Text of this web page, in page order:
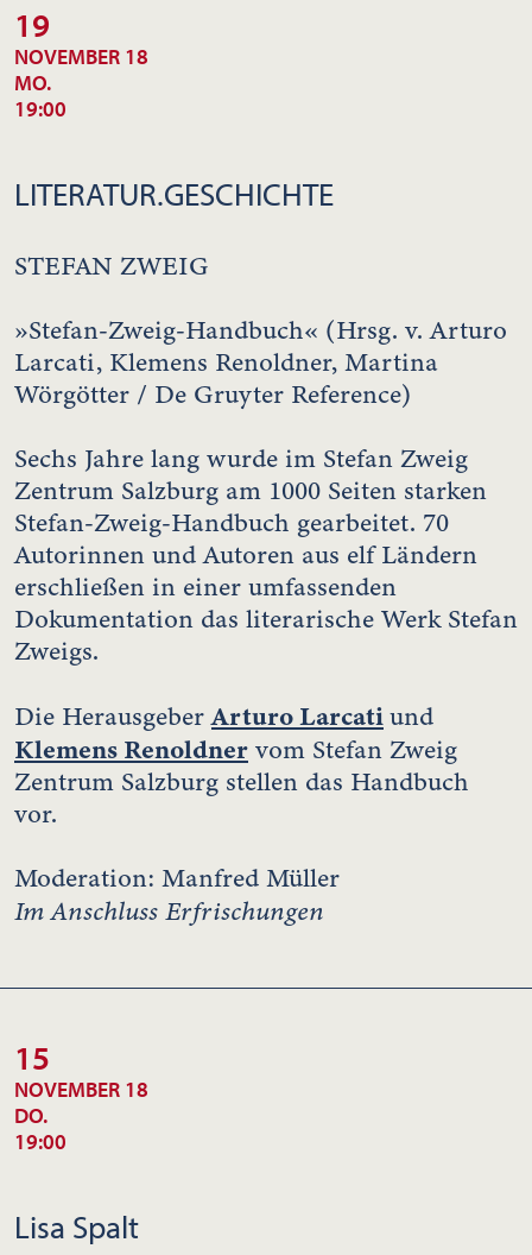
19
NOVEMBER 18
MO.
19:00
LITERATUR.GESCHICHTE
STEFAN ZWEIG
»Stefan-Zweig-Handbuch« (Hrsg. v. Arturo
Larcati, Klemens Renoldner, Martina
Wörgötter / De Gruyter Reference)
Sechs Jahre lang wurde im Stefan Zweig
Zentrum Salzburg am 1000 Seiten starken
Stefan-Zweig-Handbuch gearbeitet. 70
Autorinnen und Autoren aus elf Ländern
erschließen in einer umfassenden
Dokumentation das literarische Werk Stefan
Zweigs.
Die HerausgeberArturo Larcatiund
Klemens Renoldner vom Stefan Zweig
Zentrum Salzburg stellen das Handbuch
vor.
Moderation: Manfred Müller
Im Anschluss Erfrischungen
15
NOVEMBER 18
DO.
19:00
Lisa Spalt